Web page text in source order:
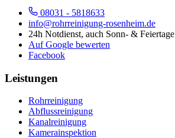
08031 - 5818633
info@rohrreinigung-rosenheim.de
24h Notdienst, auch Sonn- & Feiertage
Auf Google bewerten
Facebook
Leistungen
Rohrreinigung
Abflussreinigung
Kanalreinigung
Kamerainspektion